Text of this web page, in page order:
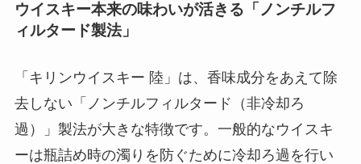
ウイスキー本来の味わいが活きる「ノンチルフ
ィルタード製法」
「キリンウイスキー 陸」は、香味成分をあえて除
去しない「ノンチルフィルタード（非冷却ろ
過）」製法が大きな特徴です。一般的なウイスキ
ーは瓶詰め時の濁りを防ぐために冷却ろ過を行い